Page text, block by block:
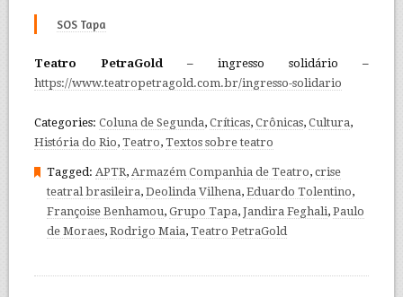
SOS Tapa
Teatro PetraGold
– ingresso solidário –
https://www.teatropetragold.com.br/ingresso-solidario
Categories: Coluna de Segunda, Críticas, Crônicas, Cultura,
História do Rio, Teatro, Textos sobre teatro
Tagged: APTR, Armazém Companhia de Teatro, crise
teatral brasileira, Deolinda Vilhena, Eduardo Tolentino,
Françoise Benhamou, Grupo Tapa, Jandira Feghali, Paulo
de Moraes, Rodrigo Maia, Teatro PetraGold